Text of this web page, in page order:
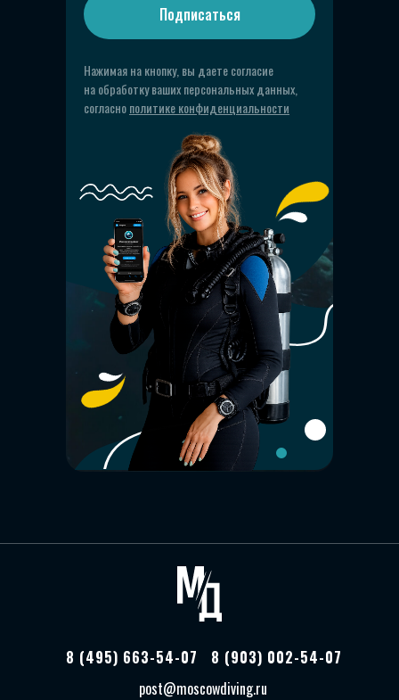
Нажимая на кнопку, вы даете согласие
на обработку ваших персональных данных,
согласнополитике конфиденциальности
Подписаться
post@moscowdiving.ru
8 (495) 663-54-07 8 (903) 002-54-07